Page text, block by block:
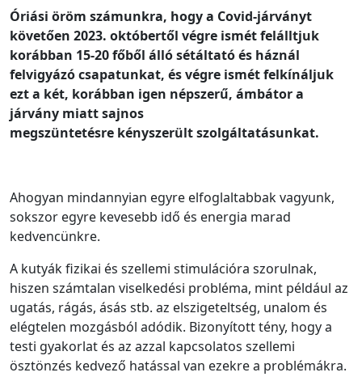
Óriási öröm számunkra, hogy a Covid-járványt
követően 2023. októbertől végre ismét felálltjuk
korábban 15-20 főből álló sétáltató és háznál
felvigyázó csapatunkat, és végre ismét felkínáljuk
ezt a két, korábban igen népszerű, ámbátor a
járvány miatt sajnos
megszüntetésre kényszerült szolgáltatásunkat.
Ahogyan mindannyian egyre elfoglaltabbak vagyunk,
sokszor egyre kevesebb idő és energia marad
kedvencünkre.
A kutyák fizikai és szellemi stimulációra szorulnak,
hiszen számtalan viselkedési probléma, mint például az
ugatás, rágás, ásás stb. az elszigeteltség, unalom és
elégtelen mozgásból adódik. Bizonyított tény, hogy a
testi gyakorlat és az azzal kapcsolatos szellemi
ösztönzés kedvező hatással van ezekre a problémákra.